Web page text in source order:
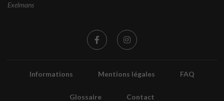
Exelmans
Informations Mentions légales FAQ
Glossaire Contact